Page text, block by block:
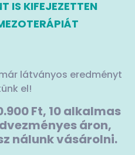
IS KIFEJEZETTEN
látványos eredményt
el!
Ft, 10 alkalmas
áron,
nálunk vásárolni.